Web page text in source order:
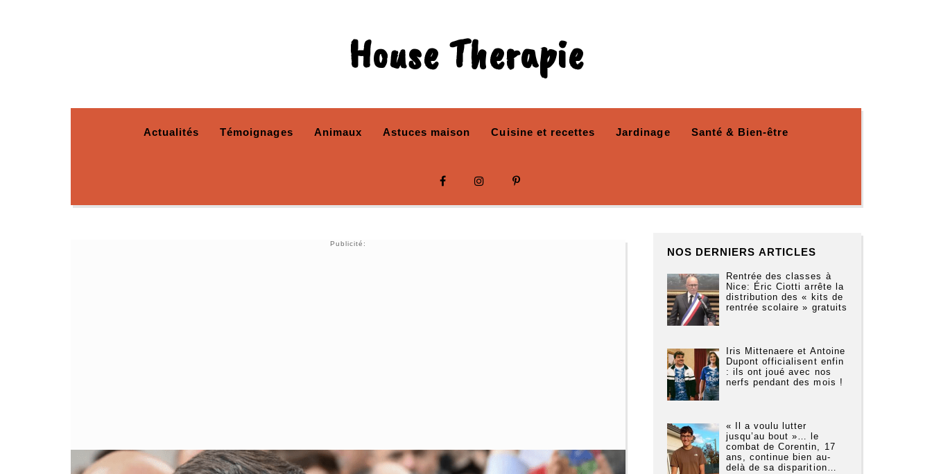
House Therapie
Actualités Témoignages Animaux Astuces maison Cuisine et recettes Jardinage Santé & Bien-être
Publicité:
NOS DERNIERS ARTICLES
Rentrée des classes à
Nice: Éric Ciotti arrête la
distribution des « kits de
rentrée scolaire » gratuits
Iris Mittenaere et Antoine
Dupont officialisent enfin
: ils ont joué avec nos
nerfs pendant des mois !
« Il a voulu lutter
jusqu’au bout »… le
combat de Corentin, 17
ans, continue bien au-
delà de sa disparition…